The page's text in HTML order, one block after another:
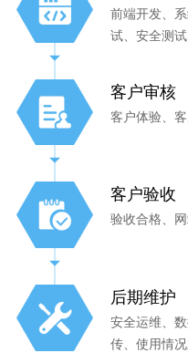
前端开发、
试、安全测试
客户审核
客户体验、
客户验收
验收合格、
后期维护
安全运维、
传、使用情